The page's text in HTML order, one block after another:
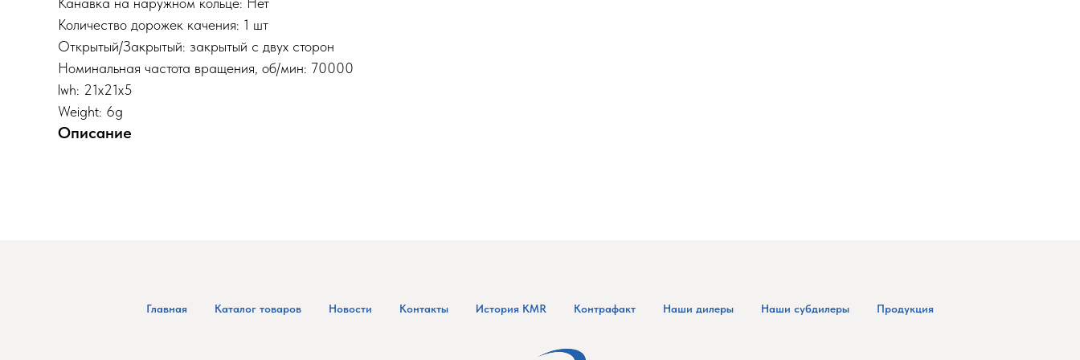
Количество дорожек качения: 1 шт
Открытый/Закрытый: закрытый с двух сторон
Номинальная частота вращения, об/мин: 70000
lwh: 21x21x5
Weight: 6g
Описание
Главная Каталог товаров Новости Контакты История KMR Контрафакт Наши дилеры Наши субдилеры Продукция